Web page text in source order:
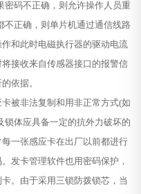
码不正确，则允许操作人员重
不正确，则单片机通过通信线路
和此时电磁执行器的驱动电流
接收来自传感器接口的报警信
依据。
被非法复制和用非正常方式(如
锁体应具备一定的抗外力破坏的
一张感应卡在出厂以前都进行
发卡管理软件也用密码保护，
。由于采用三锁防拨锁芯，当